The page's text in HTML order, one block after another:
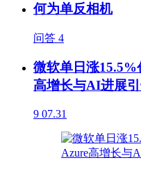
何为单反相机
问答 4
微软单日涨
高增长与AI进展
9 07.31